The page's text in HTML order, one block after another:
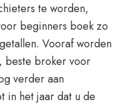
te worden,
beginners boek zo
Vooraf worden
beste broker voor
verder aan
in het jaar dat u de